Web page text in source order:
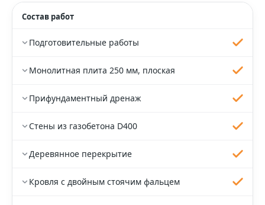
Состав работ
Подготовительные работы
Монолитная плита 250 мм, плоская
Прифундаментный дренаж
Стены из газобетона D400
Деревянное перекрытие
Кровля с двойным стоячим фальцем